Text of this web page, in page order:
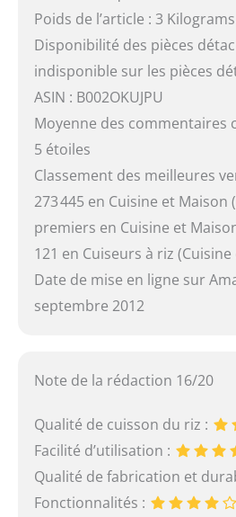
Poids de l’article : 3 Kilograms
Disponibilité des pièces
indisponible sur les pièces
ASIN : B002OKUJPU
Moyenne des commentaires
5 étoiles
Classement des meilleures
273 445 en Cuisine et Maison
premiers en Cuisine et
121 en Cuiseurs à riz
Date de mise en ligne sur
septembre 2012
Note de la rédaction 16/20
Qualité de cuisson du riz :
Facilité d’utilisation :
Qualité de fabrication et
Fonctionnalités :